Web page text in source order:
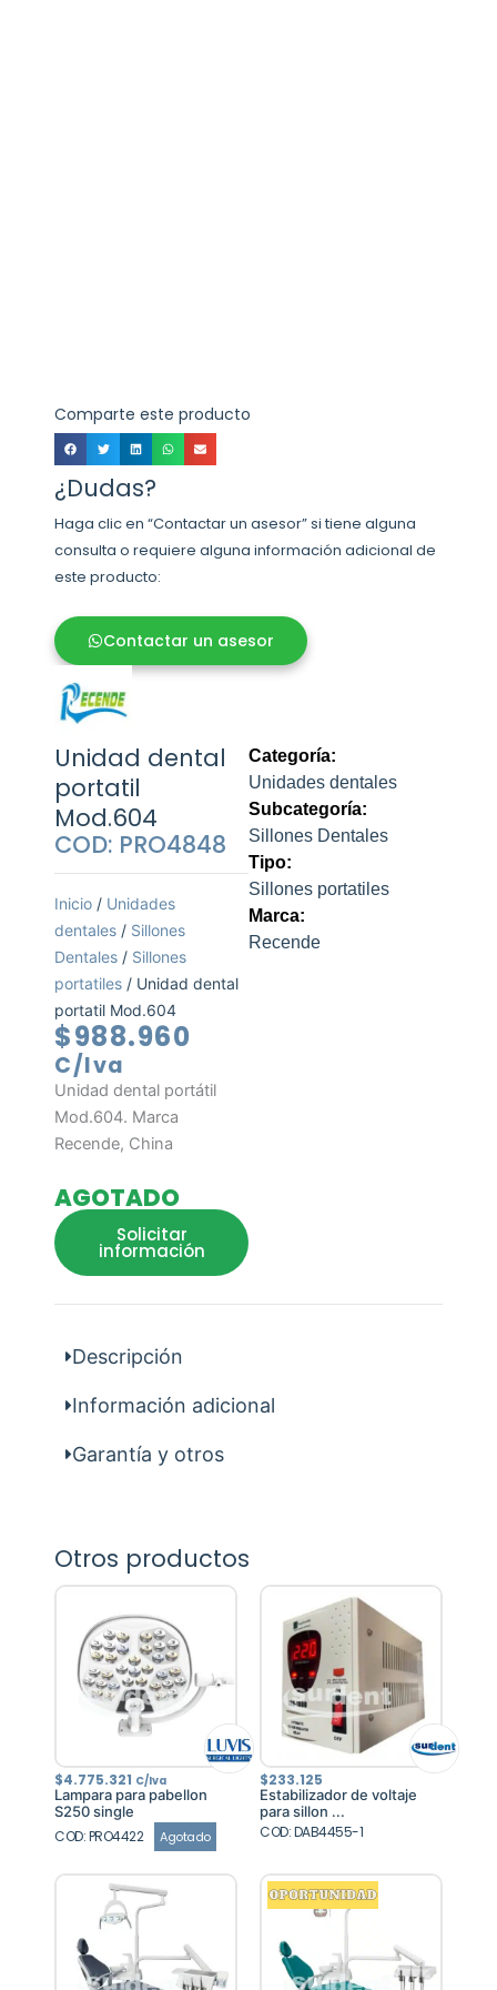
Comparte este producto
¿Dudas?
Haga clic en “Contactar un asesor” si tiene alguna
consulta o requiere alguna información adicional de
este producto:
Contactar un asesor
Unidad dental
portatil
Mod.604
COD: PRO4848
Inicio / Unidades
dentales / Sillones
Dentales / Sillones
portatiles / Unidad dental
portatil Mod.604
$988.960
C/Iva
Unidad dental portátil
Mod.604. Marca
Recende, China
AGOTADO
Solicitar
información
Categoría:
Unidades dentales
Subcategoría:
Sillones Dentales
Tipo:
Sillones portatiles
Marca:
Recende
Descripción
Información adicional
Garantía y otros
Otros productos
$4.775.321 C/Iva
Lampara para pabellon
S250 single
COD: PRO4422 Agotado
$233.125
Estabilizador de voltaje
para sillon ...
COD: DAB4455-1